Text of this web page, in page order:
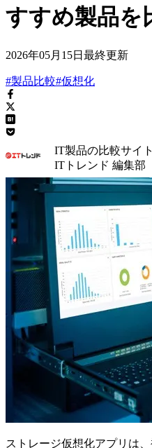
すすめ製品を
2026年05月15日 最終更新
#製品比較#仮想化
IT製品の比較サイト
ITトレンド 編集部
ストレージ仮想化アプリは